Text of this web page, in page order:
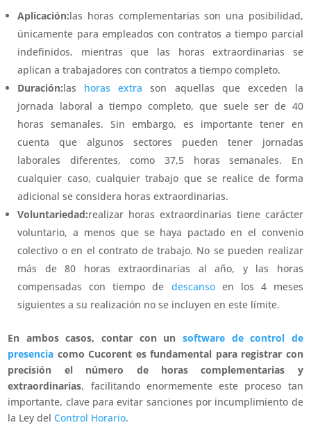
Aplicación:las horas complementarias son una posibilidad,
únicamente para empleados con contratos a tiempo parcial
indefinidos, mientras que las horas extraordinarias se
aplican a trabajadores con contratos a tiempo completo.
Duración:las horas extra son aquellas que exceden la
jornada laboral a tiempo completo, que suele ser de 40
horas semanales. Sin embargo, es importante tener en
cuenta que algunos sectores pueden tener jornadas
laborales diferentes, como 37,5 horas semanales. En
cualquier caso, cualquier trabajo que se realice de forma
adicional se considera horas extraordinarias.
Voluntariedad:realizar horas extraordinarias tiene carácter
voluntario, a menos que se haya pactado en el convenio
colectivo o en el contrato de trabajo. No se pueden realizar
más de 80 horas extraordinarias al año, y las horas
compensadas con tiempo de descansoen los 4 meses
siguientes a su realización no se incluyen en este límite.
En ambos casos,contar con un software de control de
presencia como Cucorent es fundamental para registrar con
precisión el número de horas complementarias y
extraordinarias, facilitando enormemente este proceso tan
importante, clave para evitar sanciones por incumplimiento de
la Ley delControl Horario.